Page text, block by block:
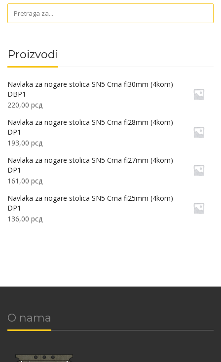
Proizvodi
Navlaka za nogare stolica SN5 Crna fi30mm (4kom)
DBP1
220,00 рсд
Navlaka za nogare stolica SN5 Crna fi28mm (4kom)
DP1
193,00 рсд
Navlaka za nogare stolica SN5 Crna fi27mm (4kom)
DP1
161,00 рсд
Navlaka za nogare stolica SN5 Crna fi25mm (4kom)
DP1
136,00 рсд
O nama